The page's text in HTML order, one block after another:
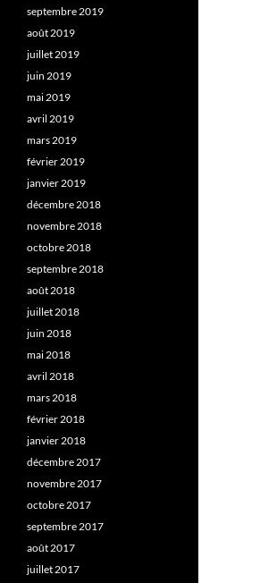
septembre 2019
août 2019
juillet 2019
juin 2019
mai 2019
avril 2019
mars 2019
février 2019
janvier 2019
décembre 2018
novembre 2018
octobre 2018
septembre 2018
août 2018
juillet 2018
juin 2018
mai 2018
avril 2018
mars 2018
février 2018
janvier 2018
décembre 2017
novembre 2017
octobre 2017
septembre 2017
août 2017
juillet 2017